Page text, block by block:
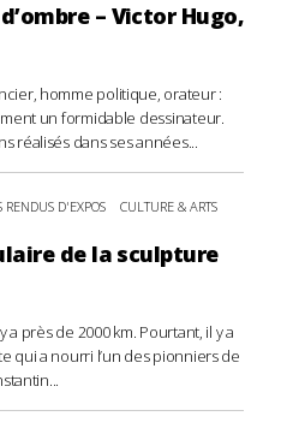
– Victor Hugo,
homme politique, orateur :
un formidable dessinateur.
réalisés dans ses années...
RENDUS D'EXPOS CULTURE & ARTS
de la sculpture
a près de 2000 km. Pourtant, il y a
qui a nourri l’un des pionniers de